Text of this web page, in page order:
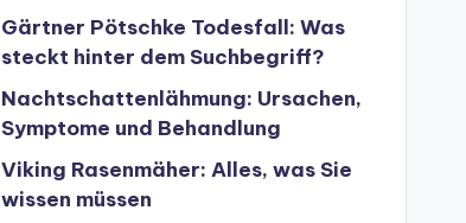
Gärtner Pötschke Todesfall: Was
steckt hinter dem Suchbegriff?
Nachtschattenlähmung: Ursachen,
Symptome und Behandlung
Viking Rasenmäher: Alles, was Sie
wissen müssen